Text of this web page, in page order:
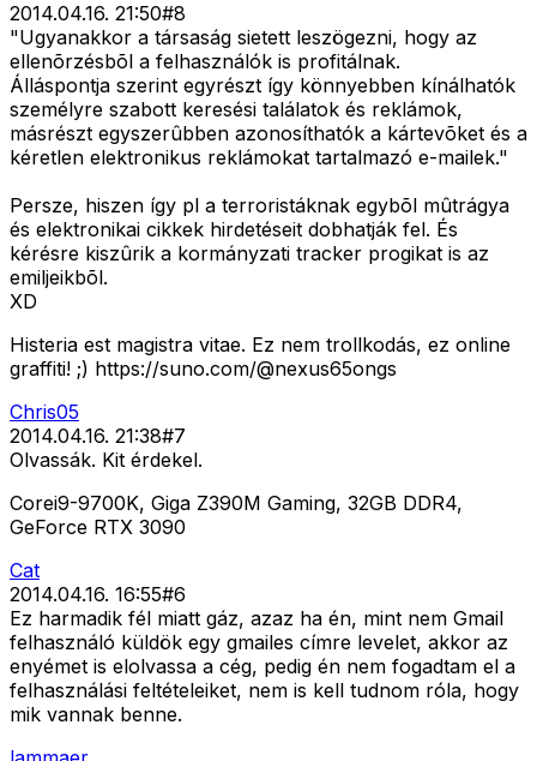
2014.04.16. 21:50#8
"Ugyanakkor a társaság sietett leszögezni, hogy az
ellenõrzésbõl a felhasználók is profitálnak.
Álláspontja szerint egyrészt így könnyebben kínálhatók
személyre szabott keresési találatok és reklámok,
másrészt egyszerûbben azonosíthatók a kártevõket és a
kéretlen elektronikus reklámokat tartalmazó e-mailek."
Persze, hiszen így pl a terroristáknak egybõl mûtrágya
és elektronikai cikkek hirdetéseit dobhatják fel. És
kérésre kiszûrik a kormányzati tracker progikat is az
emiljeikbõl.
XD
Histeria est magistra vitae. Ez nem trollkodás, ez online
graffiti! ;) https://suno.com/@nexus65ongs
Chris05
2014.04.16. 21:38#7
Olvassák. Kit érdekel.
Corei9-9700K, Giga Z390M Gaming, 32GB DDR4,
GeForce RTX 3090
Cat
2014.04.16. 16:55#6
Ez harmadik fél miatt gáz, azaz ha én, mint nem Gmail
felhasználó küldök egy gmailes címre levelet, akkor az
enyémet is elolvassa a cég, pedig én nem fogadtam el a
felhasználási feltételeiket, nem is kell tudnom róla, hogy
mik vannak benne.